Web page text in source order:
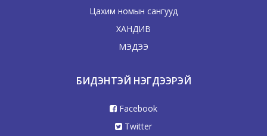
Цахим номын сангууд
ХАНДИВ
МЭДЭЭ
БИДЭНТЭЙ НЭГДЭЭРЭЙ
Facebook
Twitter